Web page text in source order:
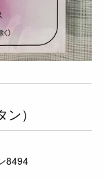
）
8494